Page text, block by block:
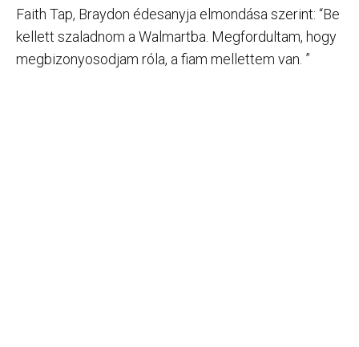
Faith Tap, Braydon édesanyja elmondása szerint: “Be
kellett szaladnom a Walmartba. Megfordultam, hogy
megbizonyosodjam róla, a fiam mellettem van. ”